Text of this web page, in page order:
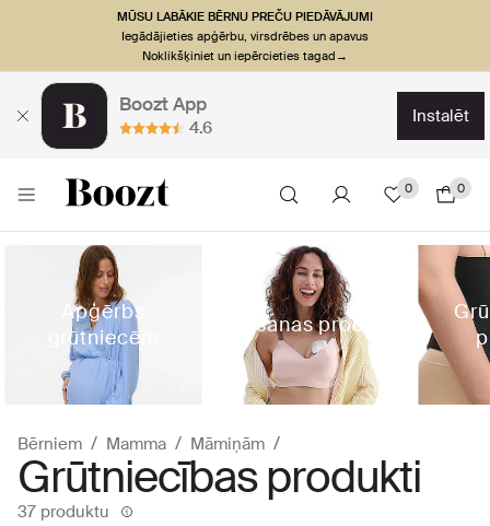
MŪSU LABĀKIE BĒRNU PREČU PIEDĀVĀJUMI
Iegādājieties apģērbu, virsdrēbes un apavus
Noklikšķiniet un iepērcieties tagad→
Boozt App
4.6
instalēt
0 0
Apģērbs
grūtniecēm
Zīdīšanas produkti
Bērniem Mamma Māmiņām
Grūtniecības produkti
37 produktu